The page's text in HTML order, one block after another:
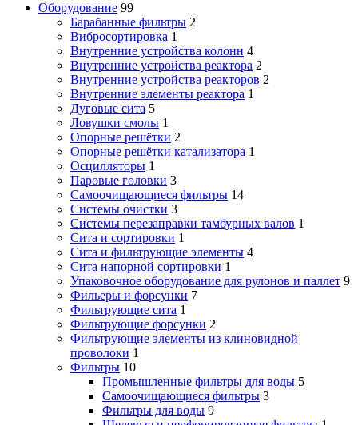
Оборудование 99
Барабанные фильтры 2
Вибросортировка 1
Внутренние устройства колонн 4
Внутренние устройства реактора 2
Внутренние устройства реакторов 2
Внутренние элементы реактора 1
Дуговые сита 5
Ловушки смолы 1
Опорные решётки 2
Опорные решётки катализатора 1
Осцилляторы 1
Паровые головки 3
Самоочищающиеся фильтры 14
Системы очистки 3
Системы перезаправки тамбурных валов 1
Сита и сортировки 1
Сита и фильтрующие элементы 4
Сита напорной сортировки 1
Упаковочное оборудование для рулонов и паллет 9
Фильеры и форсунки 7
Фильтрующие сита 1
Фильтрующие форсунки 2
Фильтрующие элементы из клиновидной
проволоки 1
Фильтры 10
Промышленные фильтры для воды 5
Самоочищающиеся фильтры 3
Фильтры для воды 9